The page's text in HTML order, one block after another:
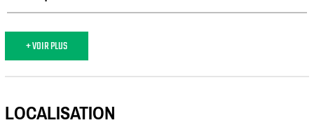
+ VOIR PLUS
LOCALISATION